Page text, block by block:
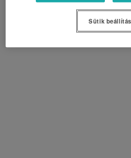
Sütik